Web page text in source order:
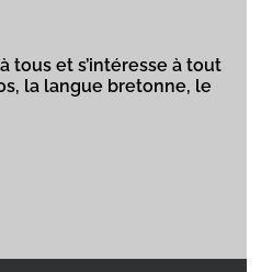
tous et s’intéresse à tout
la langue bretonne, le